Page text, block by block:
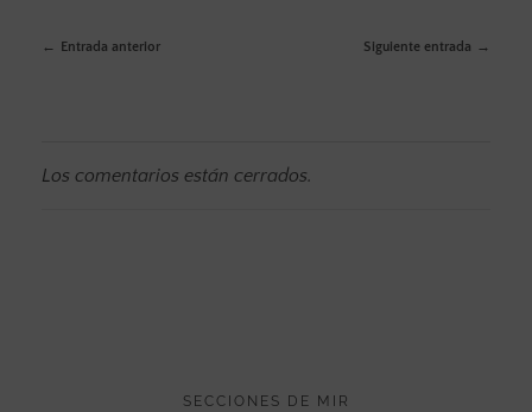
Entrada anterior Siguiente entrada
Los comentarios están cerrados.
SECCIONES DE MIR